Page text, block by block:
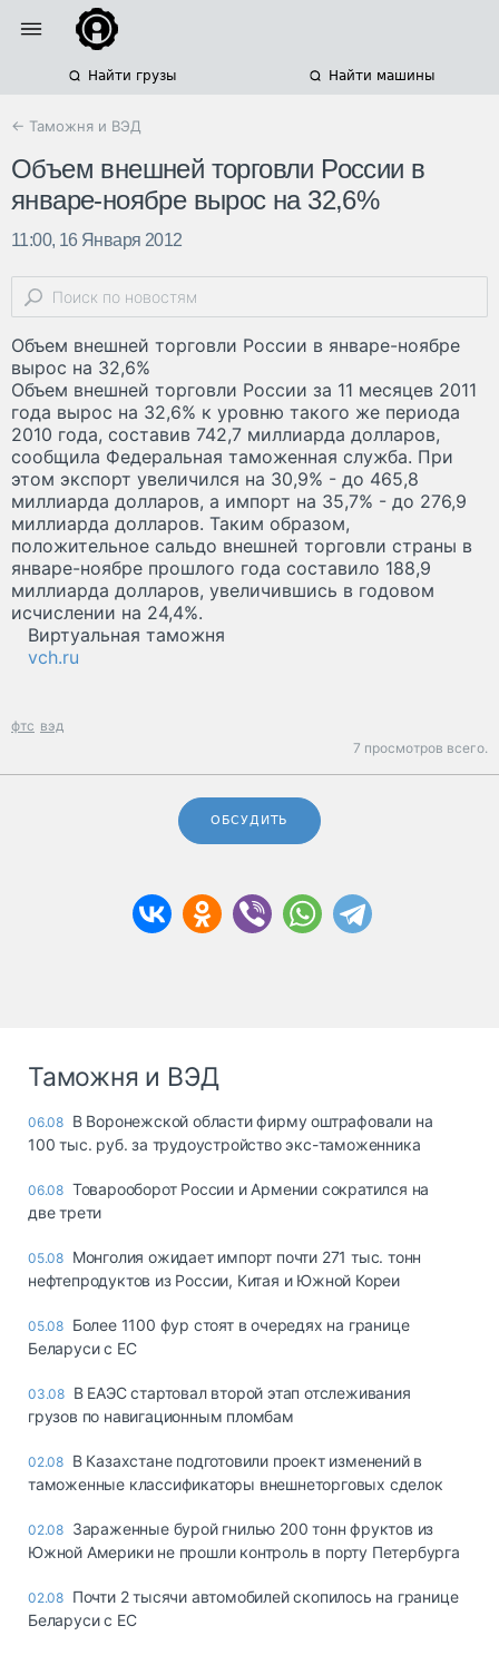
Найти грузы Найти машины
← Таможня и ВЭД
Объем внешней торговли России в
январе-ноябре вырос на 32,6%
11:00, 16 Января 2012
Объем внешней торговли России в январе-ноябре
вырос на 32,6%
Объем внешней торговли России за 11 месяцев 2011
года вырос на 32,6% к уровню такого же периода
2010 года, составив 742,7 миллиарда долларов,
сообщила Федеральная таможенная служба. При
этом экспорт увеличился на 30,9% - до 465,8
миллиарда долларов, а импорт на 35,7% - до 276,9
миллиарда долларов. Таким образом,
положительное сальдо внешней торговли страны в
январе-ноябре прошлого года составило 188,9
миллиарда долларов, увеличившись в годовом
исчислении на 24,4%.
Виртуальная таможня
vch.ru
фтс вэд
7 просмотров всего.
ОБСУДИТЬ
Таможня и ВЭД
06.08 В Воронежской области фирму оштрафовали на
100 тыс. руб. за трудоустройство экс-таможенника
06.08 Товарооборот России и Армении сократился на
две трети
05.08 Монголия ожидает импорт почти 271 тыс. тонн
нефтепродуктов из России, Китая и Южной Кореи
05.08 Более 1100 фур стоят в очередях на границе
Беларуси с ЕС
03.08 В ЕАЭС стартовал второй этап отслеживания
грузов по навигационным пломбам
02.08 В Казахстане подготовили проект изменений в
таможенные классификаторы внешнеторговых сделок
02.08 Зараженные бурой гнилью 200 тонн фруктов из
Южной Америки не прошли контроль в порту Петербурга
02.08 Почти 2 тысячи автомобилей скопилось на границе
Беларуси с ЕС